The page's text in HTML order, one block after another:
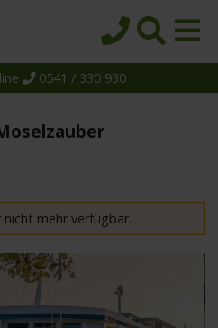
0541 / 330 930
mehr verfügbar.